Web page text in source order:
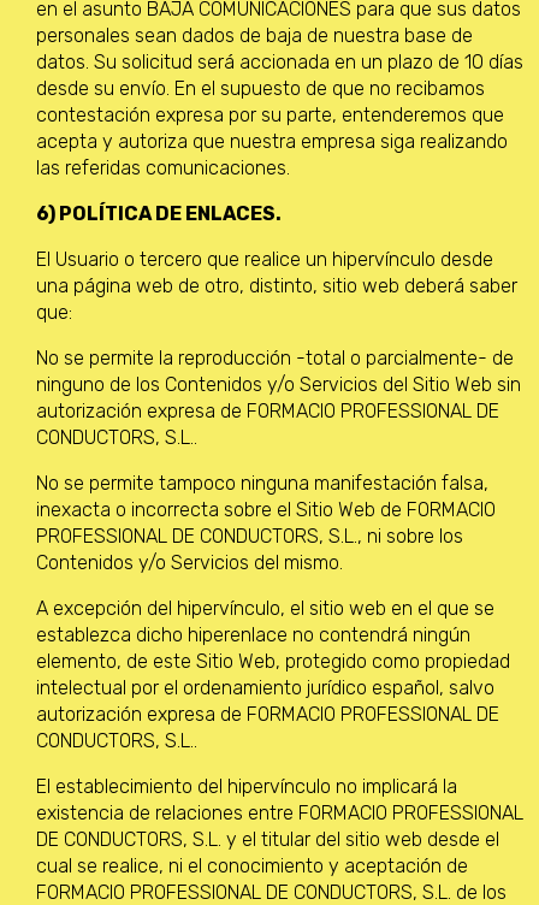
en el asunto BAJA COMUNICACIONES para que sus datos
personales sean dados de baja de nuestra base de
datos. Su solicitud será accionada en un plazo de 10 días
desde su envío. En el supuesto de que no recibamos
contestación expresa por su parte, entenderemos que
acepta y autoriza que nuestra empresa siga realizando
las referidas comunicaciones.
6) POLÍTICA DE ENLACES.
El Usuario o tercero que realice un hipervínculo desde
una página web de otro, distinto, sitio web deberá saber
que:
No se permite la reproducción -total o parcialmente- de
ninguno de los Contenidos y/o Servicios del Sitio Web sin
autorización expresa de FORMACIO PROFESSIONAL DE
CONDUCTORS, S.L..
No se permite tampoco ninguna manifestación falsa,
inexacta o incorrecta sobre el Sitio Web de FORMACIO
PROFESSIONAL DE CONDUCTORS, S.L., ni sobre los
Contenidos y/o Servicios del mismo.
A excepción del hipervínculo, el sitio web en el que se
establezca dicho hiperenlace no contendrá ningún
elemento, de este Sitio Web, protegido como propiedad
intelectual por el ordenamiento jurídico español, salvo
autorización expresa de FORMACIO PROFESSIONAL DE
CONDUCTORS, S.L..
El establecimiento del hipervínculo no implicará la
existencia de relaciones entre FORMACIO PROFESSIONAL
DE CONDUCTORS, S.L. y el titular del sitio web desde el
cual se realice, ni el conocimiento y aceptación de
FORMACIO PROFESSIONAL DE CONDUCTORS, S.L. de los